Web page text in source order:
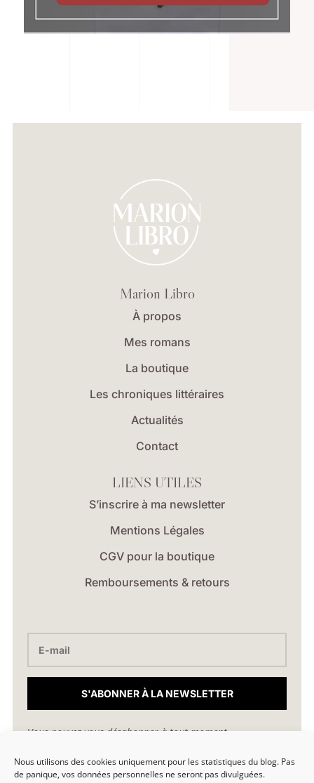
Nous utilisons des cookies uniquement pour les statistiques du blog. Pas
de panique, vos données personnelles ne seront pas divulguées.
Marion Libro
À propos
Mes romans
La boutique
Les chroniques littéraires
Actualités
Contact
LIENS UTILES
S’inscrire à ma newsletter
Mentions Légales
CGV pour la boutique
Remboursements & retours
S'ABONNER À LA NEWSLETTER
Vous pouvez vous désabonner à tout moment.
hello@marionlibro.fr